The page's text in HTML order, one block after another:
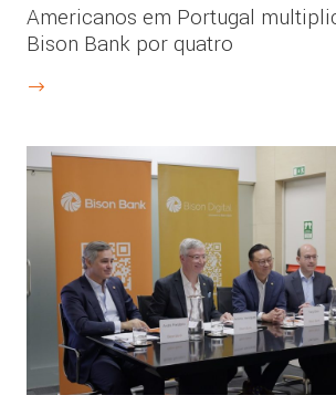
Americanos em Portugal
Bison Bank por quatro